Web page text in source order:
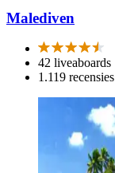
Malediven
42 liveaboards
1.119 recensies